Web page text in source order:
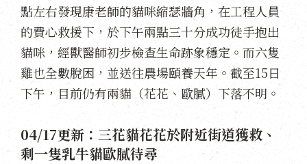
點左右發現康老師的貓咪縮瑟牆角，在工程人員
的費心救援下，於下午兩點三十分成功徒手抱出
貓咪，經獸醫師初步檢查生命跡象穩定。而六隻
雞也全數脫困，並送往農場頤養天年。截至15日
下午，目前仍有兩貓（花花、歐膩）下落不明。
04/17更新：三花貓花花於附近街道獲救、
剩一隻乳牛貓歐膩待尋